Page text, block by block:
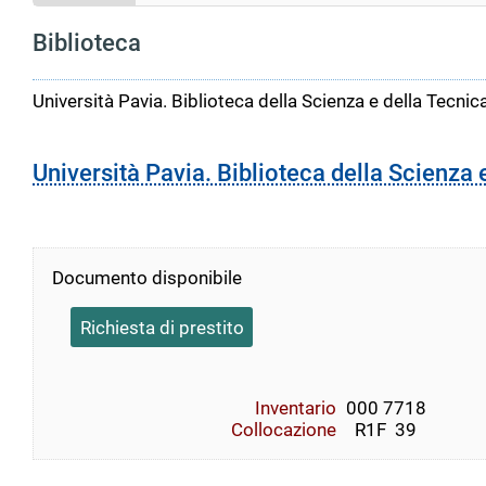
Biblioteca
Università Pavia. Biblioteca della Scienza e della
Università Pavia. Biblioteca della Scienza
Documento disponibile
Richiesta di prestito
Inventario 000 7718
Collocazione
  R1F  39